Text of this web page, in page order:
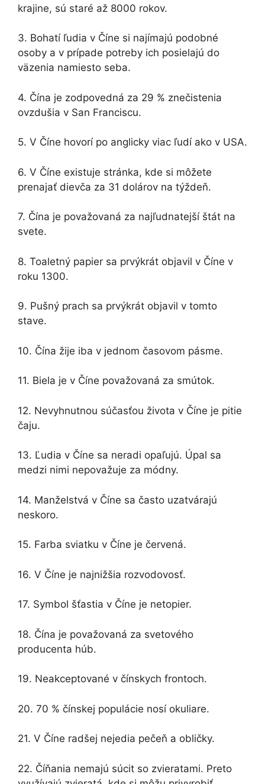
krajine, sú staré až 8000 rokov.
3. Bohatí ľudia v Číne si najímajú podobné
osoby a v prípade potreby ich posielajú do
väzenia namiesto seba.
4. Čína je zodpovedná za 29 % znečistenia
ovzdušia v San Franciscu.
5. V Číne hovorí po anglicky viac ľudí ako v USA.
6. V Číne existuje stránka, kde si môžete
prenajať dievča za 31 dolárov na týždeň.
7. Čína je považovaná za najľudnatejší štát na
svete.
8. Toaletný papier sa prvýkrát objavil v Číne v
roku 1300.
9. Pušný prach sa prvýkrát objavil v tomto
stave.
10. Čína žije iba v jednom časovom pásme.
11. Biela je v Číne považovaná za smútok.
12. Nevyhnutnou súčasťou života v Číne je pitie
čaju.
13. Ľudia v Číne sa neradi opaľujú. Úpal sa
medzi nimi nepovažuje za módny.
14. Manželstvá v Číne sa často uzatvárajú
neskoro.
15. Farba sviatku v Číne je červená.
16. V Číne je najnižšia rozvodovosť.
17. Symbol šťastia v Číne je netopier.
18. Čína je považovaná za svetového
producenta húb.
19. Neakceptované v čínskych frontoch.
20. 70 % čínskej populácie nosí okuliare.
21. V Číne radšej nejedia pečeň a obličky.
22. Číňania nemajú súcit so zvieratami. Preto